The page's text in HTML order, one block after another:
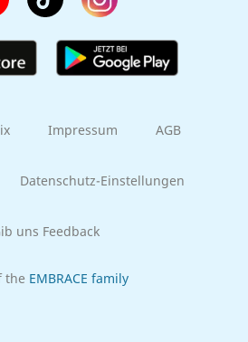
Impressum AGB
Datenschutz-Einstellungen
uns Feedback
the EMBRACE family